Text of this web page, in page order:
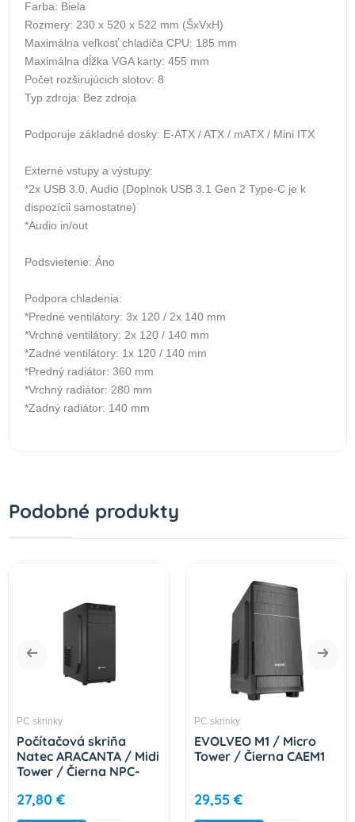
Farba: Biela
Rozmery: 230 x 520 x 522 mm (ŠxVxH)
Maximálna veľkosť chladiča CPU: 185 mm
Maximálna dĺžka VGA karty: 455 mm
Počet rozširujúcich slotov: 8
Typ zdroja: Bez zdroja
Podporuje základné dosky: E-ATX / ATX / mATX / Mini ITX
Externé vstupy a výstupy:
*2x USB 3.0, Audio (Doplnok USB 3.1 Gen 2 Type-C je k
dispozícii samostatne)
*Audio in/out
Podsvietenie: Áno
Podpora chladenia:
*Predné ventilátory: 3x 120 / 2x 140 mm
*Vrchné ventilátory: 2x 120 / 140 mm
*Zadné ventilátory: 1x 120 / 140 mm
*Predný radiátor: 360 mm
*Vrchný radiátor: 280 mm
*Zadný radiátor: 140 mm
Podobné produkty
PC skrinky
Počítačová skriňa
Natec ARACANTA / Midi
Tower / Čierna NPC-
27,80 €
PC skrinky
EVOLVEO M1 / Micro
Tower / Čierna CAEM1
29,55 €